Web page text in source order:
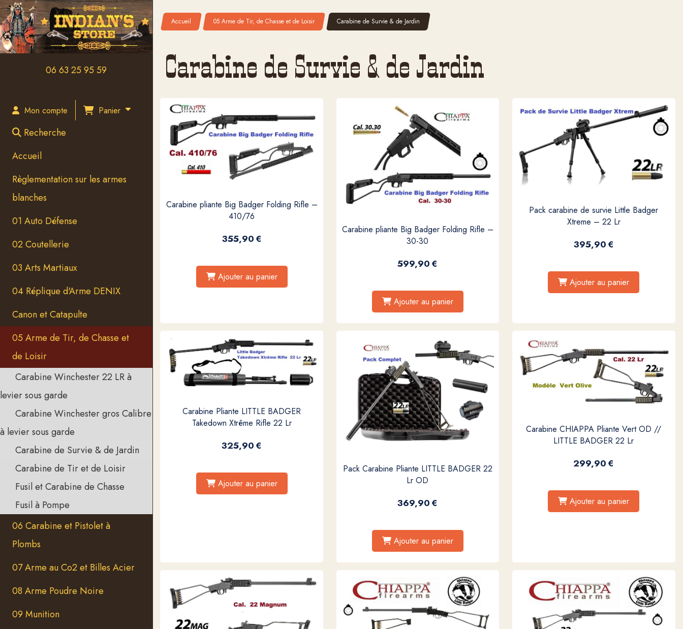
06 63 25 95 59
Mon compte Panier
Recherche
Accueil
Règlementation sur les armes
blanches
01 Auto Défense
02 Coutellerie
03 Arts Martiaux
04 Réplique d'Arme DENIX
Canon et Catapulte
05 Arme de Tir, de Chasse et
de Loisir
Carabine Winchester 22 LR à
levier sous garde
Carabine Winchester gros Calibre
à levier sous garde
Carabine de Survie & de Jardin
Carabine de Tir et de Loisir
Fusil et Carabine de Chasse
Fusil à Pompe
06 Carabine et Pistolet à
Plombs
07 Arme au Co2 et Billes Acier
08 Arme Poudre Noire
09 Munition
Accueil 05 Arme de Tir, de Chasse et de Loisir Carabine de Survie & de Jardin
Carabine de Survie & de Jardin
Carabine pliante Big Badger Folding Rifle –
410/76
355,90€
Ajouter au panier
Carabine pliante Big Badger Folding Rifle –
30-30
599,90€
Ajouter au panier
Pack carabine de survie Little Badger
Xtreme – 22 Lr
395,90€
Ajouter au panier
Carabine Pliante LITTLE BADGER
Takedown Xtrême Rifle 22 Lr
325,90€
Ajouter au panier
Pack Carabine Pliante LITTLE BADGER 22
Lr OD
369,90€
Ajouter au panier
Carabine CHIAPPA Pliante Vert OD //
LITTLE BADGER 22 Lr
299,90€
Ajouter au panier
Panneau de gestion des cookies